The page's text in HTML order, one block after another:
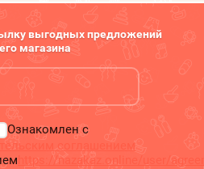
выгодных предложений
магазина
Ознакомлен с
соглашением
https://nazakaz.online/user/